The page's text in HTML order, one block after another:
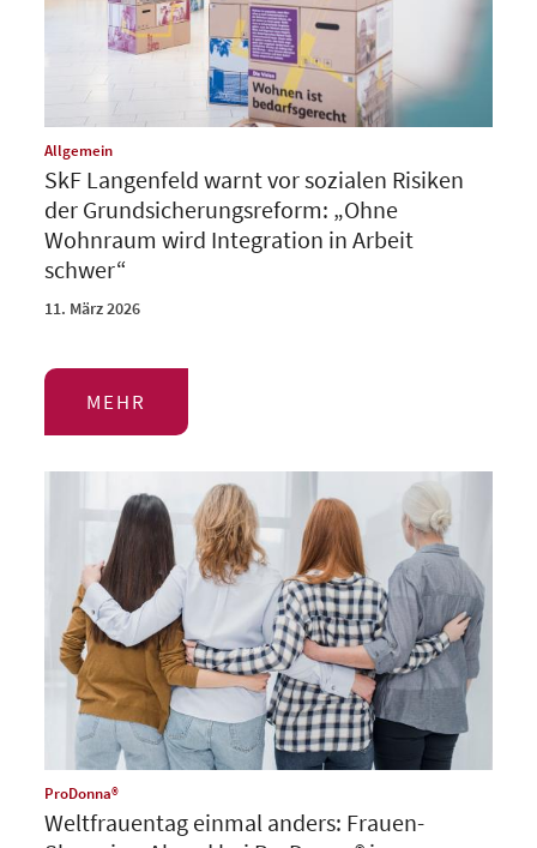
Allgemein:
SkF Langenfeld warnt vor sozialen Risiken
der Grundsicherungsreform: „Ohne
Wohnraum wird Integration in Arbeit
schwer“
11. März 2026
MEHR
ProDonna®:
Weltfrauentag einmal anders: Frauen-